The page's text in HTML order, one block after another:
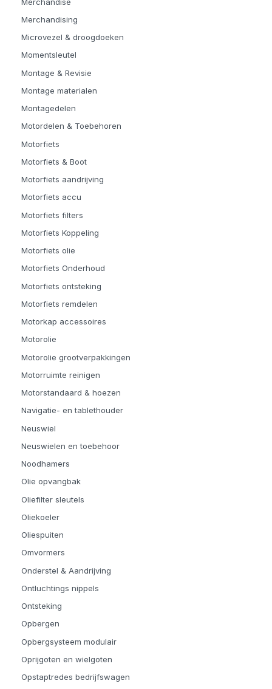
Merchandising
Microvezel & droogdoeken
Momentsleutel
Montage & Revisie
Montage materialen
Montagedelen
Motordelen & Toebehoren
Motorfiets
Motorfiets & Boot
Motorfiets aandrijving
Motorfiets accu
Motorfiets filters
Motorfiets Koppeling
Motorfiets olie
Motorfiets Onderhoud
Motorfiets ontsteking
Motorfiets remdelen
Motorkap accessoires
Motorolie
Motorolie grootverpakkingen
Motorruimte reinigen
Motorstandaard & hoezen
Navigatie- en tablethouder
Neuswiel
Neuswielen en toebehoor
Noodhamers
Olie opvangbak
Oliefilter sleutels
Oliekoeler
Oliespuiten
Omvormers
Onderstel & Aandrijving
Ontluchtings nippels
Ontsteking
Opbergen
Opbergsysteem modulair
Oprijgoten en wielgoten
Opstaptredes bedrijfswagen